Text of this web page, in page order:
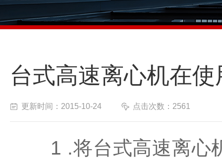
台式高速离心机在
更新时间：2015-10-24 点击次数：2561
1 .将台式高速离心机